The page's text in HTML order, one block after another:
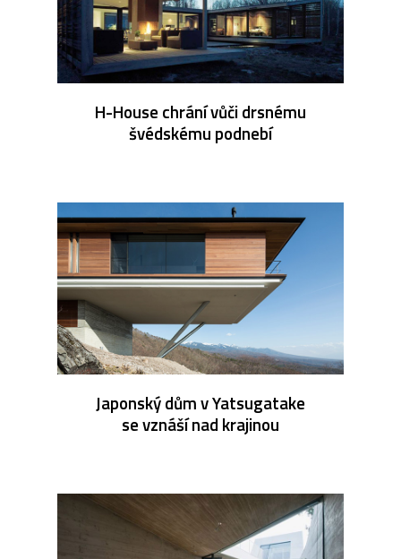
H-House chrání vůči drsnému
švédskému podnebí
Japonský dům v Yatsugatake
se vznáší nad krajinou